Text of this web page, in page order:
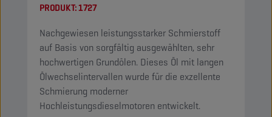
PRODUKT:1727
Nachgewiesen leistungsstarker Schmierstoff
auf Basis von sorgfältig ausgewählten, sehr
hochwertigen Grundölen. Dieses Öl mit langen
Ölwechselintervallen wurde für die exzellente
Schmierung moderner
Hochleistungsdieselmotoren entwickelt.